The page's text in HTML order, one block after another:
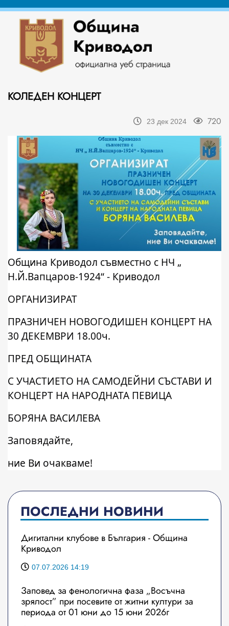
КОЛЕДЕН КОНЦЕРТ
23 дек 2024 720
Община Криводол съвместно с НЧ „
Н.Й.Вапцаров-1924“ - Криводол
ОРГАНИЗИРАТ
ПРАЗНИЧЕН НОВОГОДИШЕН КОНЦЕРТ НА
30 ДЕКЕМВРИ 18.00ч.
ПРЕД ОБЩИНАТА
С УЧАСТИЕТО НА САМОДЕЙНИ СЪСТАВИ И
КОНЦЕРТ НА НАРОДНАТА ПЕВИЦА
БОРЯНА ВАСИЛЕВА
Заповядайте,
ние Ви очакваме!
ПОСЛЕДНИ НОВИНИ
Дигитални клубове в България - Община
Криводол
07.07.2026 14:19
Заповед за фенологична фаза „Восъчна
зрялост” при посевите от житни култури за
периода от 01 юни до 15 юни 2026г